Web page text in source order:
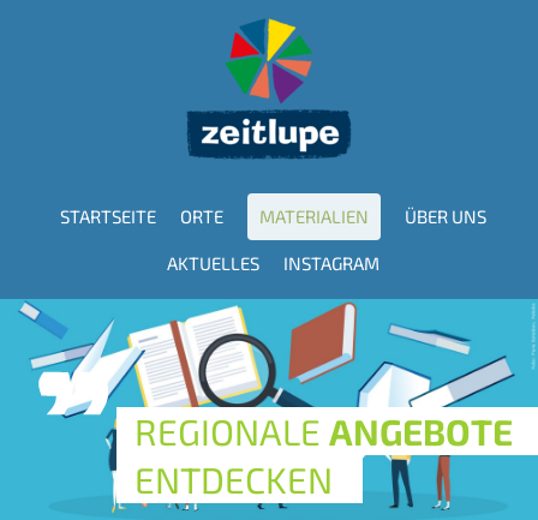
Hauptnavigation
STARTSEITE ORTE MATERIALIEN ÜBER UNS
AKTUELLES INSTAGRAM
REGIONALE ANGEBOTE
ENTDECKEN